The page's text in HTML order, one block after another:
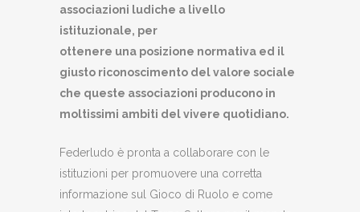
associazioni ludiche a livello
istituzionale, per
ottenere una posizione normativa ed il
giusto riconoscimento del valore sociale
che queste associazioni producono in
moltissimi ambiti del vivere quotidiano.
Federludo è pronta a collaborare con le
istituzioni per promuovere una corretta
informazione sul Gioco di Ruolo e come